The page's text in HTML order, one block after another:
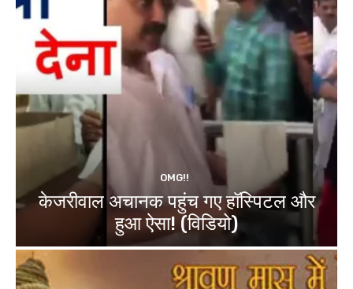
OMG!!
केजरीवाल अचानक पहुंच गए हॉस्पिटल और
हुआ ऐसा! (विडियो)